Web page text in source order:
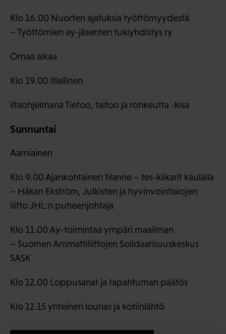
Klo 16.00 Nuorten ajatuksia työttömyydestä
– Työttömien ay-jäsenten tukiyhdistys ry
Omaa aikaa
Klo 19.00 Illallinen
iltaohjelmana Tietoo, taitoo ja rohkeutta -kisa
Sunnuntai
Aamiainen
Klo 9.00 Ajankohtainen tilanne – tes-kiikarit kaulalla
– Håkan Ekström, Julkisten ja hyvinvointialojen
liitto JHL:n puheenjohtaja
Klo 11.00 Ay-toimintaa ympäri maailman
– Suomen Ammattiliittojen Solidaarisuuskeskus
SASK
Klo 12.00 Loppusanat ja tapahtuman päätös
Klo 12.15 yhteinen lounas ja kotiinlähtö